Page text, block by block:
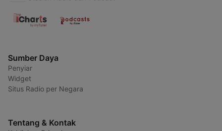
Sumber Daya
Penyiar
Widget
Situs Radio per Negara
Tentang & Kontak